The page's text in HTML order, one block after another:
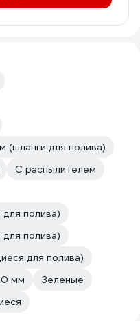
(шланги для полива)
С распылителем
полива)
полива)
для полива)
мм
Зеленые